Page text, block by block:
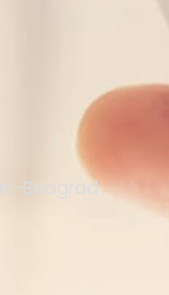
Beograd